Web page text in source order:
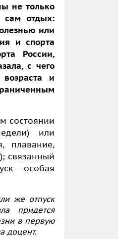
не только
сам отдых:
или
и спорта
России,
с чего
и
состоянии
или
плавание,
связанный
– особая
же отпуск
придется
в первую
доцент.